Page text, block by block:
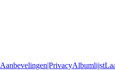
Aanbevelingen|PrivacyAlbumlijst